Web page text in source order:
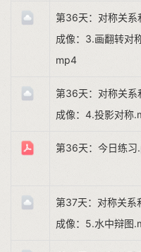
第36天：对称关系
成像：3.画翻转对
mp4
第36天：对称关系
成像：4.投影对称
第36天：今日练
第37天：对称关系
成像：5.水中辩图